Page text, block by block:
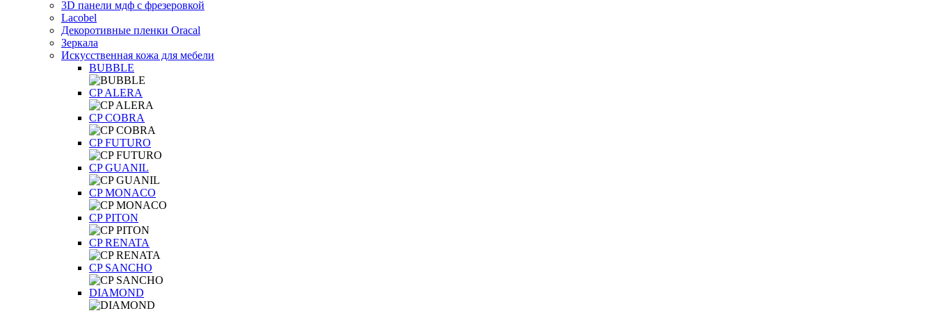
3D панели мдф с фрезеровкой
Lacobel
Декоротивные пленки Oracal
Зеркала
Искусственная кожа для мебели
BUBBLE
CP ALERA
CP COBRA
CP FUTURO
CP GUANIL
CP MONACO
CP PITON
CP RENATA
CP SANCHO
DIAMOND